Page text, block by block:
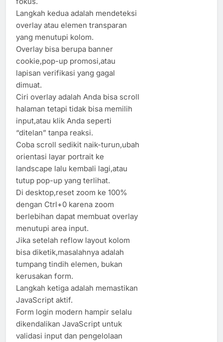
Langkah kedua adalah mendeteksi
overlay atau elemen transparan
yang menutupi kolom.
Overlay bisa berupa banner
cookie,pop-up promosi,atau
lapisan verifikasi yang gagal
dimuat.
Ciri overlay adalah Anda bisa scroll
halaman tetapi tidak bisa memilih
input,atau klik Anda seperti
“ditelan” tanpa reaksi.
Coba scroll sedikit naik-turun,ubah
orientasi layar portrait ke
landscape lalu kembali lagi,atau
tutup pop-up yang terlihat.
Di desktop,reset zoom ke 100%
dengan Ctrl+0 karena zoom
berlebihan dapat membuat overlay
menutupi area input.
Jika setelah reflow layout kolom
bisa diketik,masalahnya adalah
tumpang tindih elemen, bukan
kerusakan form.
Langkah ketiga adalah memastikan
JavaScript aktif.
Form login modern hampir selalu
dikendalikan JavaScript untuk
validasi input dan pengelolaan